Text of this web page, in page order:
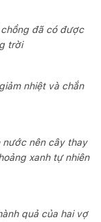
đã có được
trời
nhiệt và chắn
nước nên cây thay
xanh tự nhiên
quả của hai vợ